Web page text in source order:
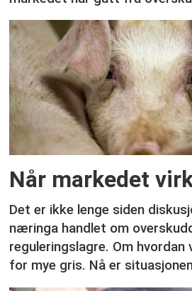
Når markedet
Det er ikke lenge siden
næringa handlet om
reguleringslagre. Om hvordan
for mye gris. Nå er